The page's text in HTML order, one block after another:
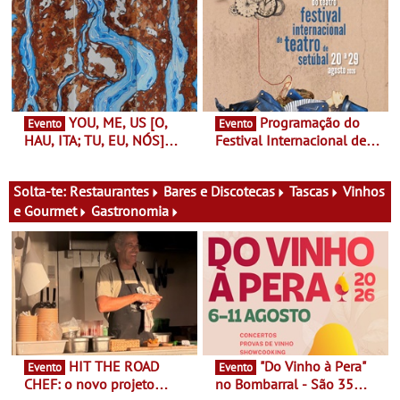
Finlândia é a convidada da
primeira edição do novo
ciclo de debates dedicado
aos grandes temas do
nosso tempo
performance na MAAT
Gallery a 3 de Setembro,
Evento
HAU, ITA; TU, EU, NÓS]
13 de Dezembro
Evento
Festival Internacional de
29 de Agosto
Solta-te: Restaurantes Bares e Discotecas Tascas
Vinhos
e Gourmet
Gastronomia
Evento
CHEF: o novo projeto
Evento
no Bombarral - São 35